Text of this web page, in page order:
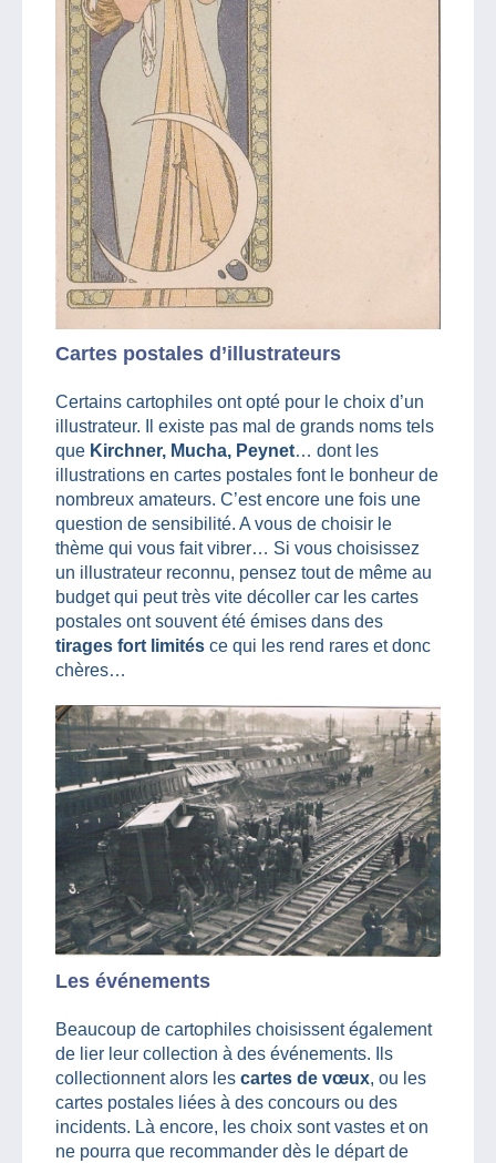
Cartes postales d’illustrateurs
Certains cartophiles ont opté pour le choix d’un
illustrateur. Il existe pas mal de grands noms tels
que Kirchner, Mucha, Peynet… dont les
illustrations en cartes postales font le bonheur de
nombreux amateurs. C’est encore une fois une
question de sensibilité. A vous de choisir le
thème qui vous fait vibrer… Si vous choisissez
un illustrateur reconnu, pensez tout de même au
budget qui peut très vite décoller car les cartes
postales ont souvent été émises dans des
tirages fort limités ce qui les rend rares et donc
chères…
Les événements
Beaucoup de cartophiles choisissent également
de lier leur collection à des événements. Ils
collectionnent alors les cartes de vœux, ou les
cartes postales liées à des concours ou des
incidents. Là encore, les choix sont vastes et on
ne pourra que recommander dès le départ de